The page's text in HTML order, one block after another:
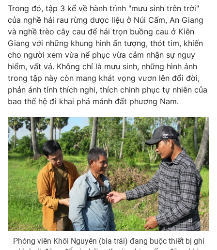
Trong đó, tập 3 kể về hành trình "mưu sinh trên trời"
của nghề hái rau rừng dược liệu ở Núi Cấm, An Giang
và nghề trèo cây cau để hái trọn buồng cau ở Kiên
Giang với những khung hình ấn tượng, thót tim, khiến
cho người xem vừa nể phục vừa cảm nhận sự nguy
hiểm, vất vả. Không chỉ là mưu sinh, những hình ảnh
trong tập này còn mang khát vọng vươn lên đổi đời,
phản ánh tính thích nghi, thích chinh phục tự nhiên của
bao thế hệ đi khai phá mảnh đất phương Nam.
Phóng viên Khôi Nguyên (bìa trái) đang buộc thiết bị ghi